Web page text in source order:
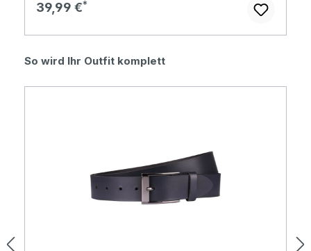
Regulärer Preis:
39,99 €
Produktgalerie überspringen
So wird Ihr Outfit komplett